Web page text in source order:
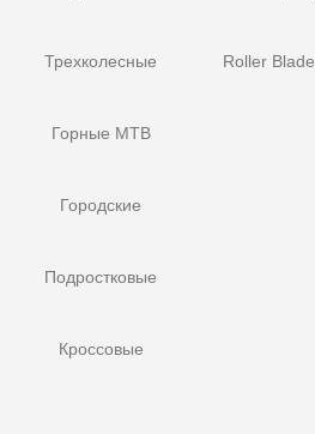
Трехколесные
Горные MTB
Городские
Подростковые
Кроссовые
Roller Blade